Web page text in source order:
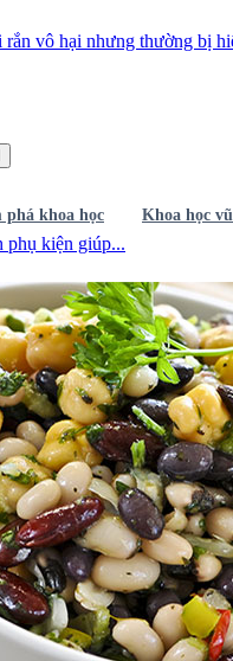
hại nhưng thường bị hiểu
phá khoa học Khoa học
phụ kiện giúp...